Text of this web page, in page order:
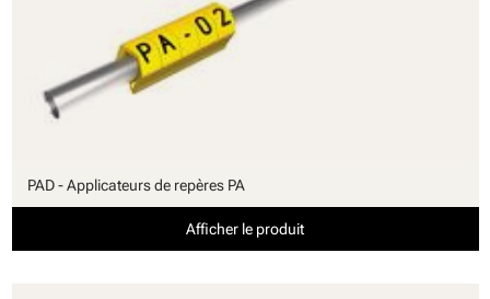
PAD - Applicateurs de repères PA
Afficher le produit